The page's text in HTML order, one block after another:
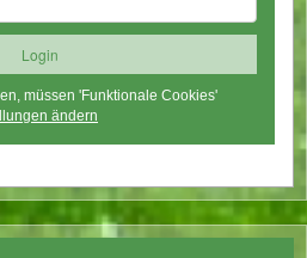
müssen 'Funktionale Cookies'
ändern